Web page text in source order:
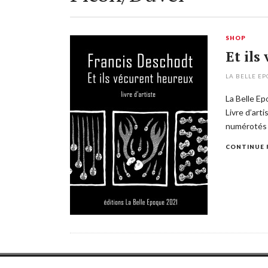
SHOP
Et ils
LA BELLE
La Belle
Livre
numérotés
CONTINUE